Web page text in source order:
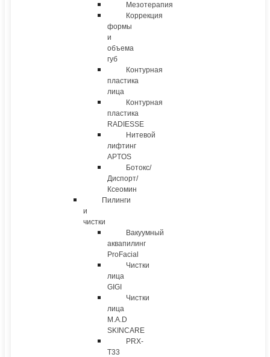
Мезотерапия
Коррекция
формы
и
объема
губ
Контурная
пластика
лица
Контурная
пластика
RADIESSE
Нитевой
лифтинг
APTOS
Ботокс/
Диспорт/
Ксеомин
Пилинги
и
чистки
Вакуумный
аквапилинг
ProFacial
Чистки
лица
GIGI
Чистки
лица
M.A.D
SKINCARE
PRX-
T33